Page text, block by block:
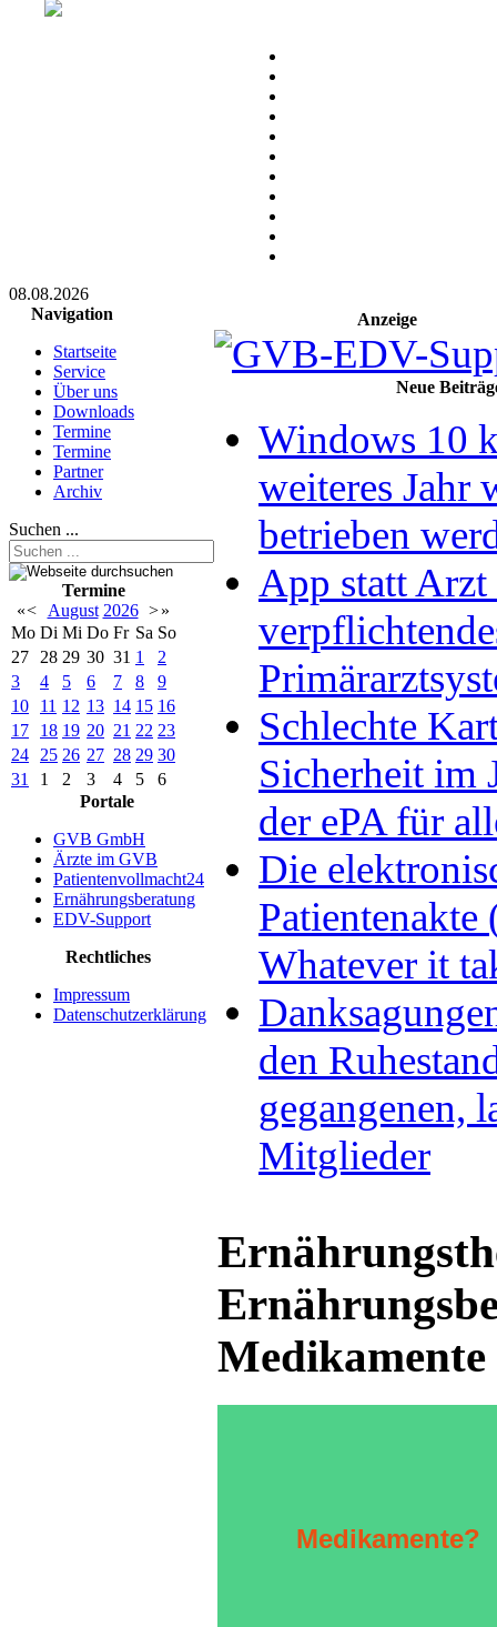
08.08.2026
Navigation
Startseite
Service
Über uns
Downloads
Termine
Termine
Partner
Archiv
Suchen ...
Termine
«< August 2026 > »
Mo Di Mi Do Fr Sa So
27
28 29 30 31 1
2
3
4 5 6 7 8
9
10
11 12 13 14 15 16
17
18 19 20 21 22 23
24
25 26 27 28 29 30
31
1 2 3 4 5
6
Portale
GVB GmbH
Ärzte im GVB
Patientenvollmacht24
Ernährungsberatung
EDV-Support
Rechtliches
Impressum
Datenschutzerklärung
Anzeige
Neue
Windows 10
weiteres Jahr
betrieben
App statt Arzt
Schlechte
Sicherheit im
der ePA für
Die
Patientenakte
Whatever it
den
gegangenen,
Mitglieder
Medikamente
Medikamente?